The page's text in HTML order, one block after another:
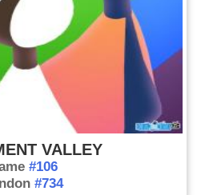
VALLEY
#106
#734